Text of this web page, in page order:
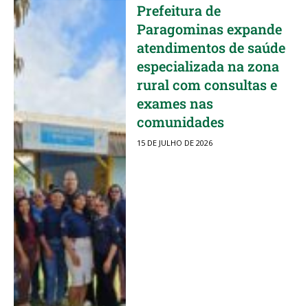
Prefeitura de
Paragominas expande
atendimentos de saúde
especializada na zona
rural com consultas e
exames nas
comunidades
15 DE JULHO DE 2026